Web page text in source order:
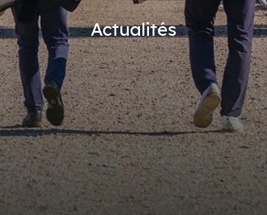
Actualités